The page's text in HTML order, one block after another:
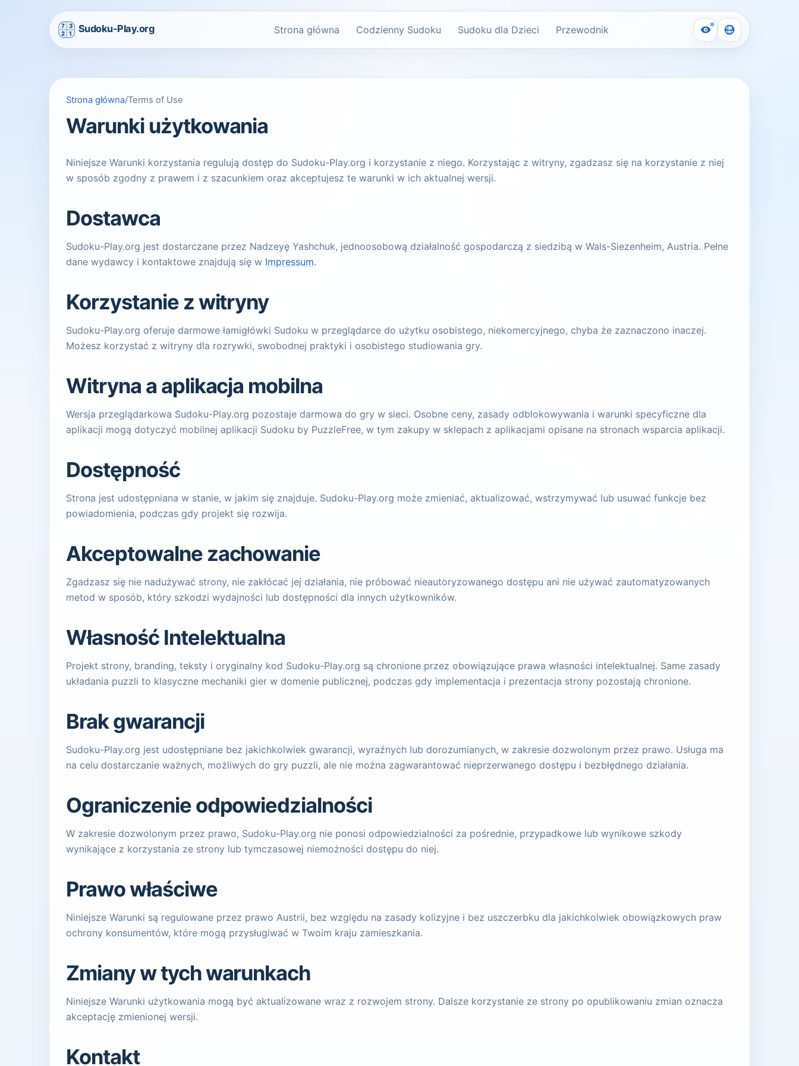
Strona główna Codzienny Sudoku Sudoku dla Dzieci Przewodnik
Strona główna/Terms of Use
Warunki użytkowania
Niniejsze Warunki korzystania regulują dostęp do Sudoku-Play.org i korzystanie z niego. Korzystając z witryny, zgadzasz się na korzystanie z niej
w sposób zgodny z prawem i z szacunkiem oraz akceptujesz te warunki w ich aktualnej wersji.
Dostawca
Sudoku-Play.org jest dostarczane przez Nadzeyę Yashchuk, jednoosobową działalność gospodarczą z siedzibą w Wals-Siezenheim, Austria. Pełne
dane wydawcy i kontaktowe znajdują się w Impressum.
Korzystanie z witryny
Sudoku-Play.org oferuje darmowe łamigłówki Sudoku w przeglądarce do użytku osobistego, niekomercyjnego, chyba że zaznaczono inaczej.
Możesz korzystać z witryny dla rozrywki, swobodnej praktyki i osobistego studiowania gry.
Witryna a aplikacja mobilna
Wersja przeglądarkowa Sudoku-Play.org pozostaje darmowa do gry w sieci. Osobne ceny, zasady odblokowywania i warunki specyficzne dla
aplikacji mogą dotyczyć mobilnej aplikacji Sudoku by PuzzleFree, w tym zakupy w sklepach z aplikacjami opisane na stronach wsparcia aplikacji.
Dostępność
Strona jest udostępniana w stanie, w jakim się znajduje. Sudoku-Play.org może zmieniać, aktualizować, wstrzymywać lub usuwać funkcje bez
powiadomienia, podczas gdy projekt się rozwija.
Akceptowalne zachowanie
Zgadzasz się nie nadużywać strony, nie zakłócać jej działania, nie próbować nieautoryzowanego dostępu ani nie używać zautomatyzowanych
metod w sposób, który szkodzi wydajności lub dostępności dla innych użytkowników.
Własność Intelektualna
Projekt strony, branding, teksty i oryginalny kod Sudoku-Play.org są chronione przez obowiązujące prawa własności intelektualnej. Same zasady
układania puzzli to klasyczne mechaniki gier w domenie publicznej, podczas gdy implementacja i prezentacja strony pozostają chronione.
Brak gwarancji
Sudoku-Play.org jest udostępniane bez jakichkolwiek gwarancji, wyraźnych lub dorozumianych, w zakresie dozwolonym przez prawo. Usługa ma
na celu dostarczanie ważnych, możliwych do gry puzzli, ale nie można zagwarantować nieprzerwanego dostępu i bezbłędnego działania.
Ograniczenie odpowiedzialności
W zakresie dozwolonym przez prawo, Sudoku-Play.org nie ponosi odpowiedzialności za pośrednie, przypadkowe lub wynikowe szkody
wynikające z korzystania ze strony lub tymczasowej niemożności dostępu do niej.
Prawo właściwe
Niniejsze Warunki są regulowane przez prawo Austrii, bez względu na zasady kolizyjne i bez uszczerbku dla jakichkolwiek obowiązkowych praw
ochrony konsumentów, które mogą przysługiwać w Twoim kraju zamieszkania.
Zmiany w tych warunkach
Niniejsze Warunki użytkowania mogą być aktualizowane wraz z rozwojem strony. Dalsze korzystanie ze strony po opublikowaniu zmian oznacza
akceptację zmienionej wersji.
Kontakt